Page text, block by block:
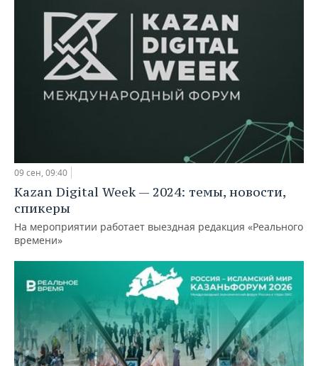
09 сен, 09:40
Kazan Digital Week — 2024: темы, новости,
спикеры
На мероприятии работает выездная редакция «Реального
времени»